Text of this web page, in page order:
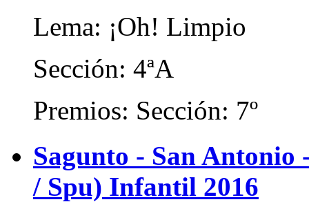
Lema: ¡Oh! Limpio
Sección: 4ªA
Premios: Sección: 7º
Sagunto - San
/ Spu) Infantil 2016